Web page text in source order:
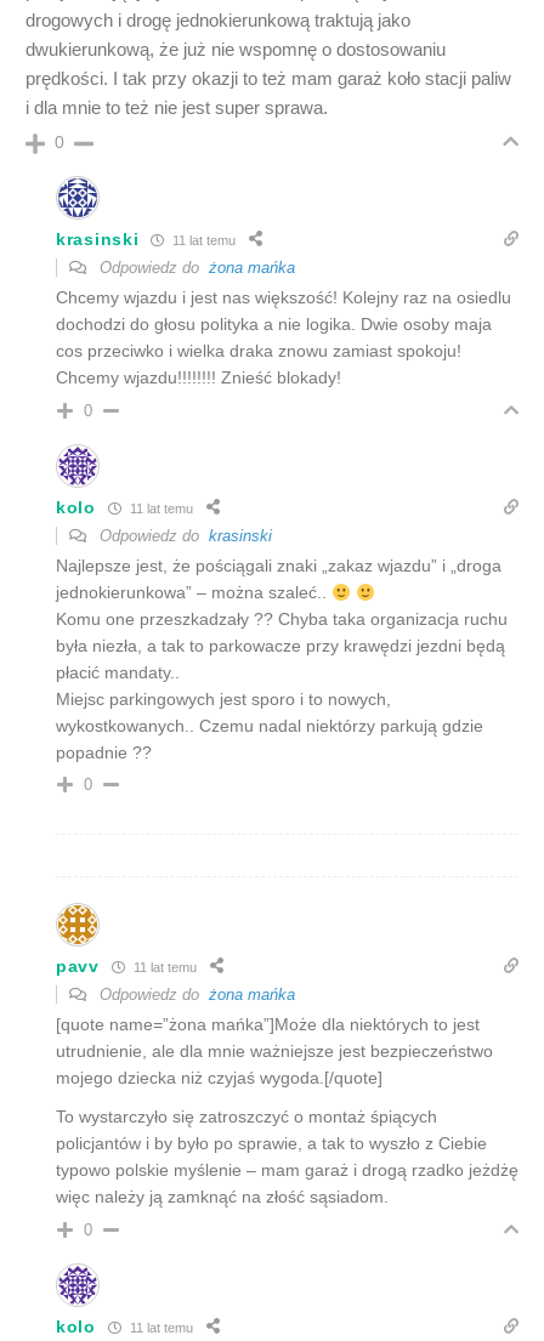
drogowych i drogę jednokierunkową traktują jako
dwukierunkową, że już nie wspomnę o dostosowaniu
prędkości. I tak przy okazji to też mam garaż koło stacji paliw
i dla mnie to też nie jest super sprawa.
0
krasinski 11 lat temu
Odpowiedz do żona mańka
Chcemy wjazdu i jest nas większość! Kolejny raz na osiedlu
dochodzi do głosu polityka a nie logika. Dwie osoby maja
cos przeciwko i wielka draka znowu zamiast spokoju!
Chcemy wjazdu!!!!!!!! Znieść blokady!
0
kolo 11 lat temu
Odpowiedz do krasinski
Najlepsze jest, że pościągali znaki „zakaz wjazdu” i „droga
jednokierunkowa” – można szaleć..
Komu one przeszkadzały ?? Chyba taka organizacja ruchu
była niezła, a tak to parkowacze przy krawędzi jezdni będą
płacić mandaty..
Miejsc parkingowych jest sporo i to nowych,
wykostkowanych.. Czemu nadal niektórzy parkują gdzie
popadnie ??
0
pavv 11 lat temu
Odpowiedz do żona mańka
[quote name=”żona mańka”]Może dla niektórych to jest
utrudnienie, ale dla mnie ważniejsze jest bezpieczeństwo
mojego dziecka niż czyjaś wygoda.[/quote]
To wystarczyło się zatroszczyć o montaż śpiących
policjantów i by było po sprawie, a tak to wyszło z Ciebie
typowo polskie myślenie – mam garaż i drogą rzadko jeżdżę
więc należy ją zamknąć na złość sąsiadom.
0
kolo 11 lat temu